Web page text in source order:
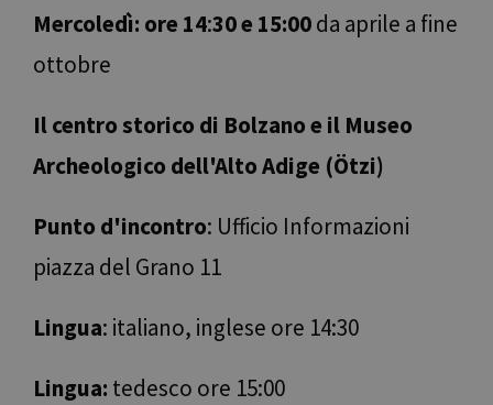
Mercoledì: ore 14:30 e 15:00da aprile a fine
ottobre
Il centro storico di Bolzano e il Museo
Archeologico dell'Alto Adige (Ötzi)
Punto d'incontro: Ufficio Informazioni
piazza del Grano 11
Lingua: italiano, inglese ore 14:30
Lingua: tedesco ore 15:00